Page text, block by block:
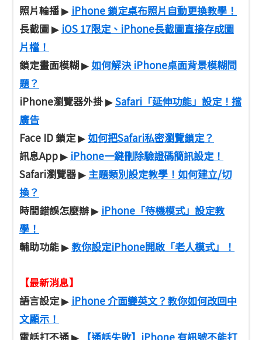
照片輪播▶ iPhone 鎖定桌布照片自動更換教學！
長截圖▶ iOS 17限定、iPhone長截圖直接存成圖
片檔！
鎖定畫面模糊▶如何解決 iPhone桌面背景模糊問
題？
iPhone瀏覽器外掛▶Safari「延伸功能」設定！擋
廣告
Face ID 鎖定▶如何把Safari私密瀏覽鎖定？
訊息App▶ iPhone一鍵刪除驗證碼簡訊設定！
Safari瀏覽器▶ 主題類別設定教學！如何建立/切
換？
時間錯誤怎麼辦▶ iPhone「待機模式」設定教
學！
輔助功能▶教你設定iPhone開啟「老人模式」！
【最新消息】
語言設定▶ iPhone 介面變英文？教你如何改回中
文顯示！
電話打不通▶
【通話失敗】iPhone 有訊號不能打